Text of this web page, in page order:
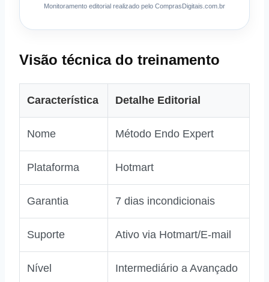
Monitoramento editorial realizado pelo ComprasDigitais.com.br
Visão técnica do treinamento
Característica Detalhe Editorial
Nome Método Endo Expert
Plataforma Hotmart
Garantia 7 dias incondicionais
Suporte Ativo via Hotmart/E-mail
Nível Intermediário a Avançado